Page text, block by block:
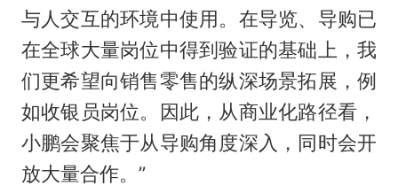
与人交互的环境中使用。在导览、导购已
在全球大量岗位中得到验证的基础上，我
们更希望向销售零售的纵深场景拓展，例
如收银员岗位。因此，从商业化路径看，
小鹏会聚焦于从导购角度深入，同时会开
放大量合作。”